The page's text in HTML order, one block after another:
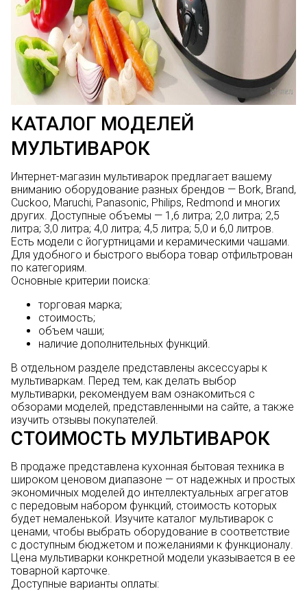
КАТАЛОГ МОДЕЛЕЙ
МУЛЬТИВАРОК
Интернет-магазин мультиварок предлагает вашему
вниманию оборудование разных брендов — Bork, Brand,
Cuckoo, Maruchi, Panasonic, Philips, Redmond и многих
других. Доступные объемы — 1,6 литра; 2,0 литра; 2,5
литра; 3,0 литра; 4,0 литра; 4,5 литра; 5,0 и 6,0 литров.
Есть модели с йогуртницами и керамическими чашами.
Для удобного и быстрого выбора товар отфильтрован
по категориям.
Основные критерии поиска:
торговая марка;
стоимость;
объем чаши;
наличие дополнительных функций.
В отдельном разделе представлены аксессуары к
мультиваркам. Перед тем, как делать выбор
мультиварки, рекомендуем вам ознакомиться с
обзорами моделей, представленными на сайте, а также
изучить отзывы покупателей.
СТОИМОСТЬ МУЛЬТИВАРОК
В продаже представлена кухонная бытовая техника в
широком ценовом диапазоне — от надежных и простых
экономичных моделей до интеллектуальных агрегатов
с передовым набором функций, стоимость которых
будет немаленькой. Изучите каталог мультиварок с
ценами, чтобы выбрать оборудование в соответствие
с доступным бюджетом и пожеланиями к функционалу.
Цена мультиварки конкретной модели указывается в ее
товарной карточке.
Доступные варианты оплаты: